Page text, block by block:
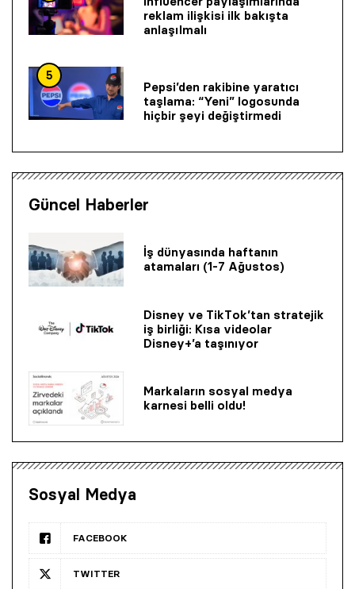
reklam ilişkisi ilk bakışta
anlaşılmalı
5
Pepsi’den rakibine yaratıcı
taşlama: “Yeni” logosunda
hiçbir şeyi değiştirmedi
Güncel Haberler
İş dünyasında haftanın
atamaları (1-7 Ağustos)
Disney ve TikTok’tan stratejik
iş birliği: Kısa videolar
Disney+’a taşınıyor
Markaların sosyal medya
karnesi belli oldu!
Sosyal Medya
FACEBOOK
TWITTER